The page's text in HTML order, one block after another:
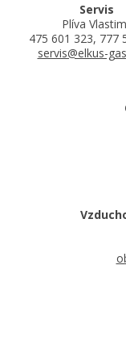
Servis
Plíva
475 601 323, 777
servis@elkus-